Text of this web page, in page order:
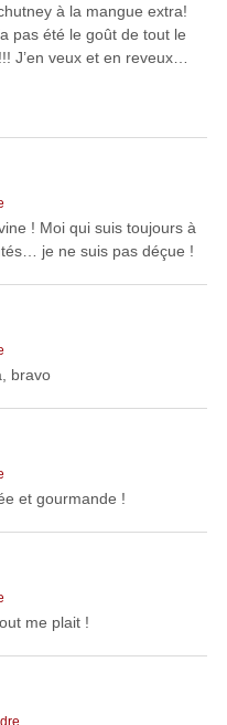
à la mangue extra!
pas été le goût de tout le
J’en veux et en reveux…
! Moi qui suis toujours à
je ne suis pas déçue !
bravo
et gourmande !
me plait !